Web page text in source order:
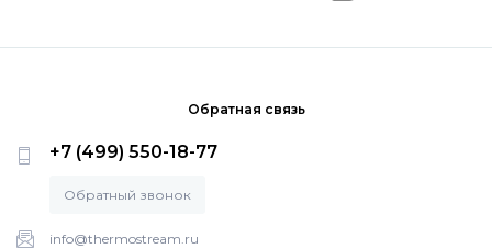
Обратная связь
+7 (499) 550-18-77
Обратный звонок
info@thermostream.ru